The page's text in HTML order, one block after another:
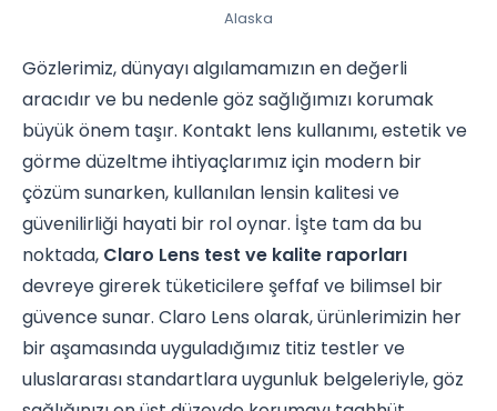
Alaska
Gözlerimiz, dünyayı algılamamızın en değerli
aracıdır ve bu nedenle göz sağlığımızı korumak
büyük önem taşır. Kontakt lens kullanımı, estetik ve
görme düzeltme ihtiyaçlarımız için modern bir
çözüm sunarken, kullanılan lensin kalitesi ve
güvenilirliği hayati bir rol oynar. İşte tam da bu
noktada, Claro Lens test ve kalite raporları
devreye girerek tüketicilere şeffaf ve bilimsel bir
güvence sunar. Claro Lens olarak, ürünlerimizin her
bir aşamasında uyguladığımız titiz testler ve
uluslararası standartlara uygunluk belgeleriyle, göz